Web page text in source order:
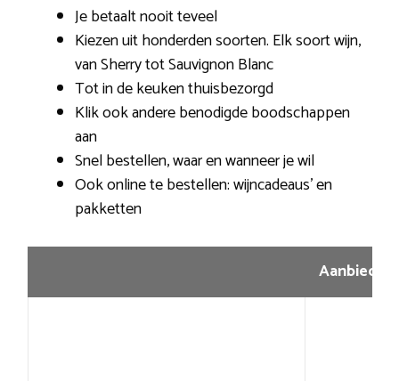
Je betaalt nooit teveel
Kiezen uit honderden soorten. Elk soort wijn,
van Sherry tot Sauvignon Blanc
Tot in de keuken thuisbezorgd
Klik ook andere benodigde boodschappen
aan
Snel bestellen, waar en wanneer je wil
Ook online te bestellen: wijncadeaus’ en
pakketten